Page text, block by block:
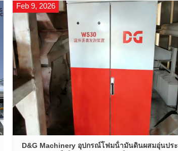
เมือง Tunxi รัฐมณฑลอานฮุย เพื่อนใน
อุตสาหกรรมและพันธมิตรจากทั่วประเทศมารวม
ตัวกันเพื่อเริ่มต้นการเดินทางใน
Feb 9, 2026
D&G Machinery อุปกรณ์โฟมน้ํามันดินผสมอุ่นประ